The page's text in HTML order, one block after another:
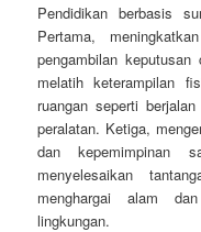
Pendidikan berbasis
Pertama,
pengambilan
melatih keterampilan
ruangan seperti
peralatan. Ketiga,
dan kepemimpinan
menyelesaikan
menghargai alam
lingkungan.